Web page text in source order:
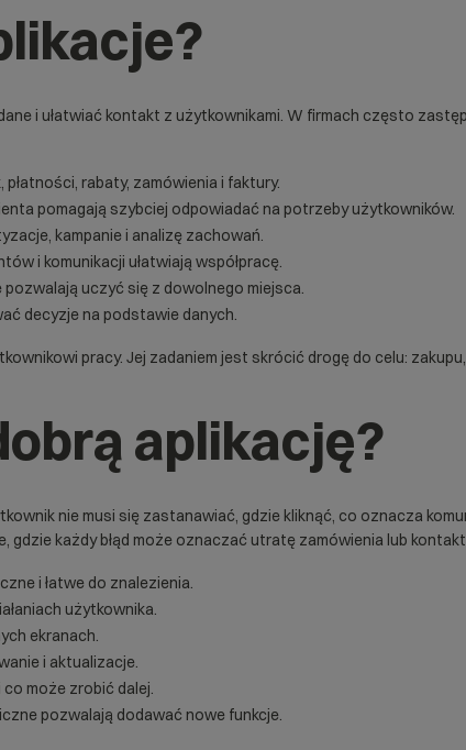
i ułatwiać kontakt z użytkownikami. W firmach często
płatności, rabaty, zamówienia i faktury.
pomagają szybciej odpowiadać na potrzeby użytkowników.
kampanie i analizę zachowań.
i komunikacji ułatwiają współpracę.
uczyć się z dowolnego miejsca.
decyzje na podstawie danych.
pracy. Jej zadaniem jest skrócić drogę do celu:
aplikację?
nie musi się zastanawiać, gdzie kliknąć, co oznacza
każdy błąd może oznaczać utratę zamówienia lub
i łatwe do znalezienia.
użytkownika.
ekranach.
i aktualizacje.
co może zrobić dalej.
pozwalają dodawać nowe funkcje.